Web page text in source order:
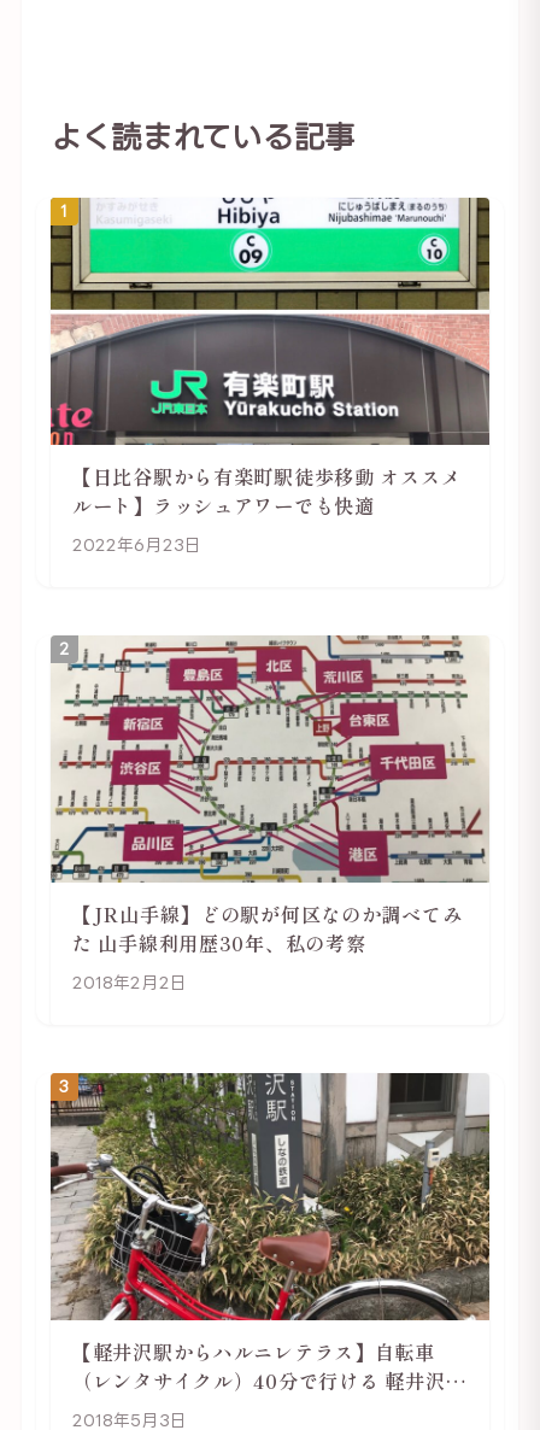
よく読まれている記事
1
【日比谷駅から有楽町駅徒歩移動 オススメ
ルート】ラッシュアワーでも快適
2022年6月23日
2
【JR山手線】どの駅が何区なのか調べてみ
た 山手線利用歴30年、私の考察
2018年2月2日
3
【軽井沢駅からハルニレテラス】自転車
（レンタサイクル）40分で行ける 軽井沢旅
行は自転車利用がおススメ
2018年5月3日